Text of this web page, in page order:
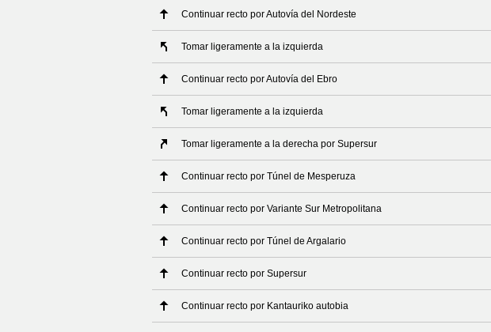
Continuar recto por Autovía del Nordeste
Tomar ligeramente a la izquierda
Continuar recto por Autovía del Ebro
Tomar ligeramente a la izquierda
Tomar ligeramente a la derecha por Supersur
Continuar recto por Túnel de Mesperuza
Continuar recto por Variante Sur Metropolitana
Continuar recto por Túnel de Argalario
Continuar recto por Supersur
Continuar recto por Kantauriko autobia